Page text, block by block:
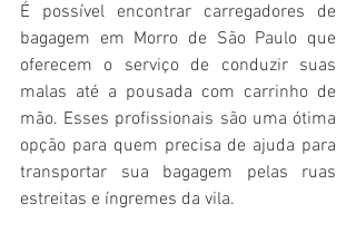
É possível encontrar carregadores de
bagagem em Morro de São Paulo que
oferecem o serviço de conduzir suas
malas até a pousada com carrinho de
mão. Esses profissionais são uma ótima
opção para quem precisa de ajuda para
transportar sua bagagem pelas ruas
estreitas e íngremes da vila.